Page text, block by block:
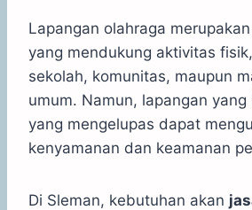
Lapangan olahraga
yang mendukung aktivitas
sekolah, komunitas, maupun
umum. Namun, lapangan
yang mengelupas dapat
kenyamanan dan keamanan
Di Sleman, kebutuhan akan